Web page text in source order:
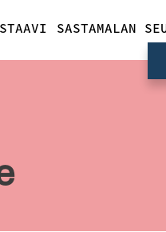
SASTAMALAN